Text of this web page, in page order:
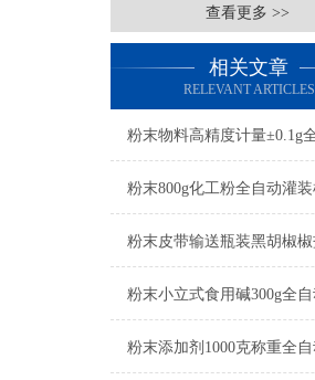
查看更多 >>
相关文章
RELEVANT ARTICLES